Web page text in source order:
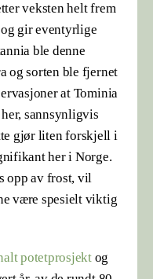
veksten helt frem
gir eventyrlige
ble denne
og sorten ble fjernet
at Tominia
sannsynligvis
gjør liten forskjell i
her i Norge.
opp av frost, vil
være spesielt viktig
potetprosjektog